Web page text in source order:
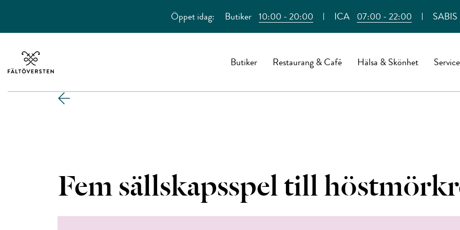
Öppet idag: Butiker 10:00 - 20:00 ICA 07:00 - 22:00 SABIS
Butiker Restaurang & Café Hälsa & Skönhet Service
Fem sällskapsspel till